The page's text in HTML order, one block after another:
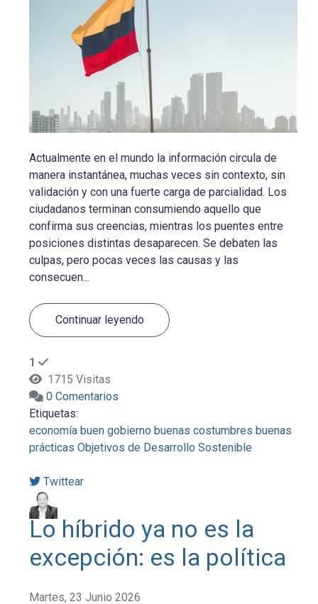
Actualmente en el mundo la información circula de
manera instantánea, muchas veces sin contexto, sin
validación y con una fuerte carga de parcialidad. Los
ciudadanos terminan consumiendo aquello que
confirma sus creencias, mientras los puentes entre
posiciones distintas desaparecen. Se debaten las
culpas, pero pocas veces las causas y las
consecuen...
Continuar leyendo
1
1715 Visitas
0 Comentarios
Etiquetas:
economía buen gobierno buenas costumbres buenas
prácticas Objetivos de Desarrollo Sostenible
Twittear
Lo híbrido ya no es la
excepción: es la política
Martes, 23 Junio 2026